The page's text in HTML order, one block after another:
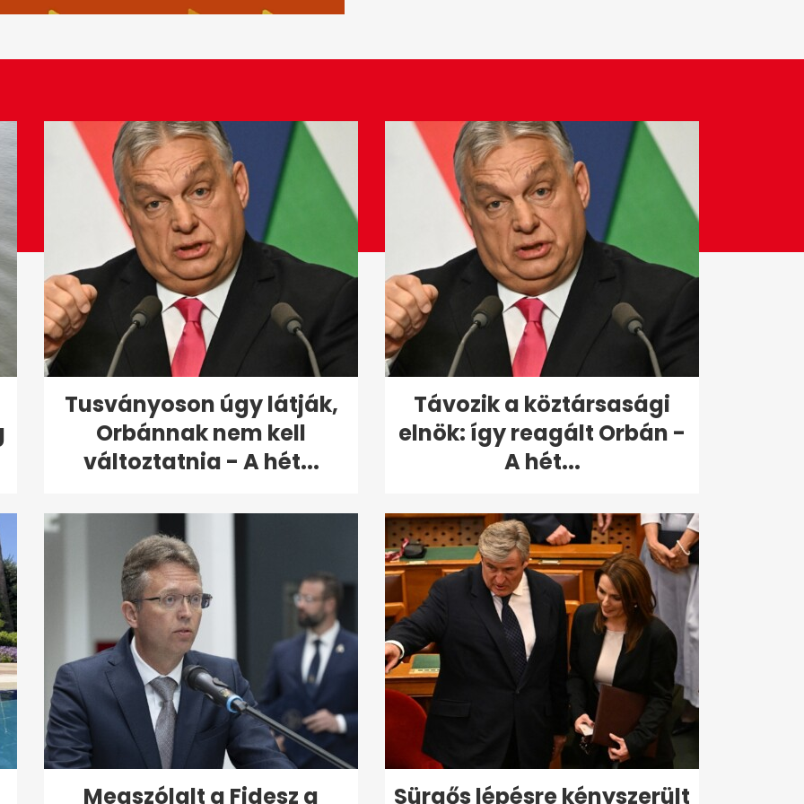
Tusványoson úgy látják,
Orbánnak nem kell
változtatnia - A hét...
Távozik a köztársasági
elnök: így reagált Orbán -
A hét...
Megszólalt a Fidesz a Sürgős lépésre kényszerült